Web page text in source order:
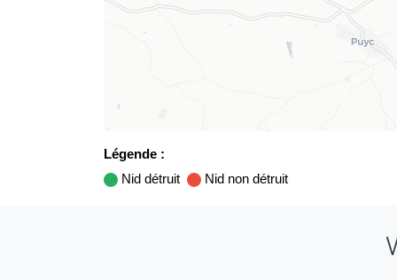
Légende :
Nid détruit
Nid non détruit